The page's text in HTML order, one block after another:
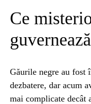
Ce
Găurile negre au fost
dezbatere, dar acum
mai complicate decât
Barajul Trei
Pământului:
2
Seriale